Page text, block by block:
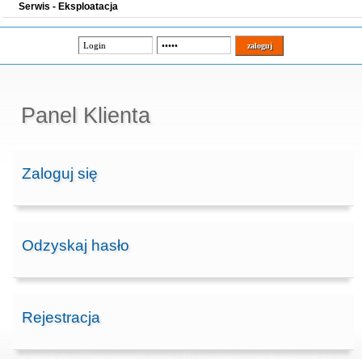
Serwis - Eksploatacja
Panel Klienta
Zaloguj się
Odzyskaj hasło
Rejestracja